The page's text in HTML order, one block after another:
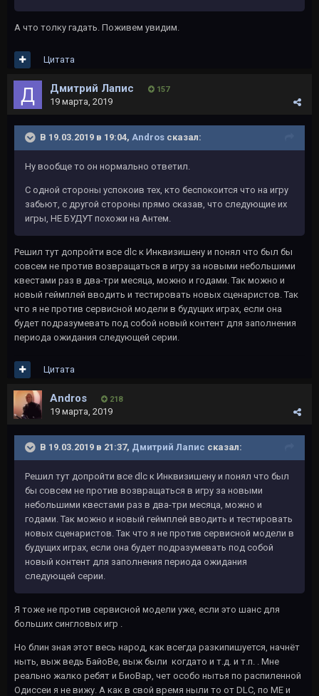
А что толку гадать. Поживем увидим.
Цитата
Дмитрий Лапис 157
19 марта, 2019
В 19.03.2019 в 19:04, Andros сказал:
Ну вообще то он нормально ответил.
С одной стороны успокоив тех, кто беспокоится что на игру
забьют, с другой стороны прямо сказав, что следующие их
игры, НЕ БУДУТ похожи на Антем.
Решил тут допройти все dlc к Инквизишену и понял что был бы
совсем не против возвращаться в игру за новыми небольшими
квестами раз в два-три месяца, можно и годами. Так можно и
новый геймплей вводить и тестировать новых сценаристов. Так
что я не против сервисной модели в будущих играх, если она
будет подразумевать под собой новый контент для заполнения
периода ожидания следующей серии.
Цитата
Andros 218
19 марта, 2019
В 19.03.2019 в 21:37, Дмитрий Лапис сказал:
Решил тут допройти все dlc к Инквизишену и понял что был
бы совсем не против возвращаться в игру за новыми
небольшими квестами раз в два-три месяца, можно и
годами. Так можно и новый геймплей вводить и тестировать
новых сценаристов. Так что я не против сервисной модели в
будущих играх, если она будет подразумевать под собой
новый контент для заполнения периода ожидания
следующей серии.
Я тоже не против сервисной модели уже, если это шанс для
больших сингловых игр .
Но блин зная этот весь народ, как всегда разкипишуется, начнёт
ныть, выж ведь БайоВе, выж были когдато и т.д. и т.п. . Мне
реально жалко ребят и БиоВар, чет особо нытья по распиленной
Одиссеи я не вижу. А как в свой время ныли то от DLC, по МЕ и